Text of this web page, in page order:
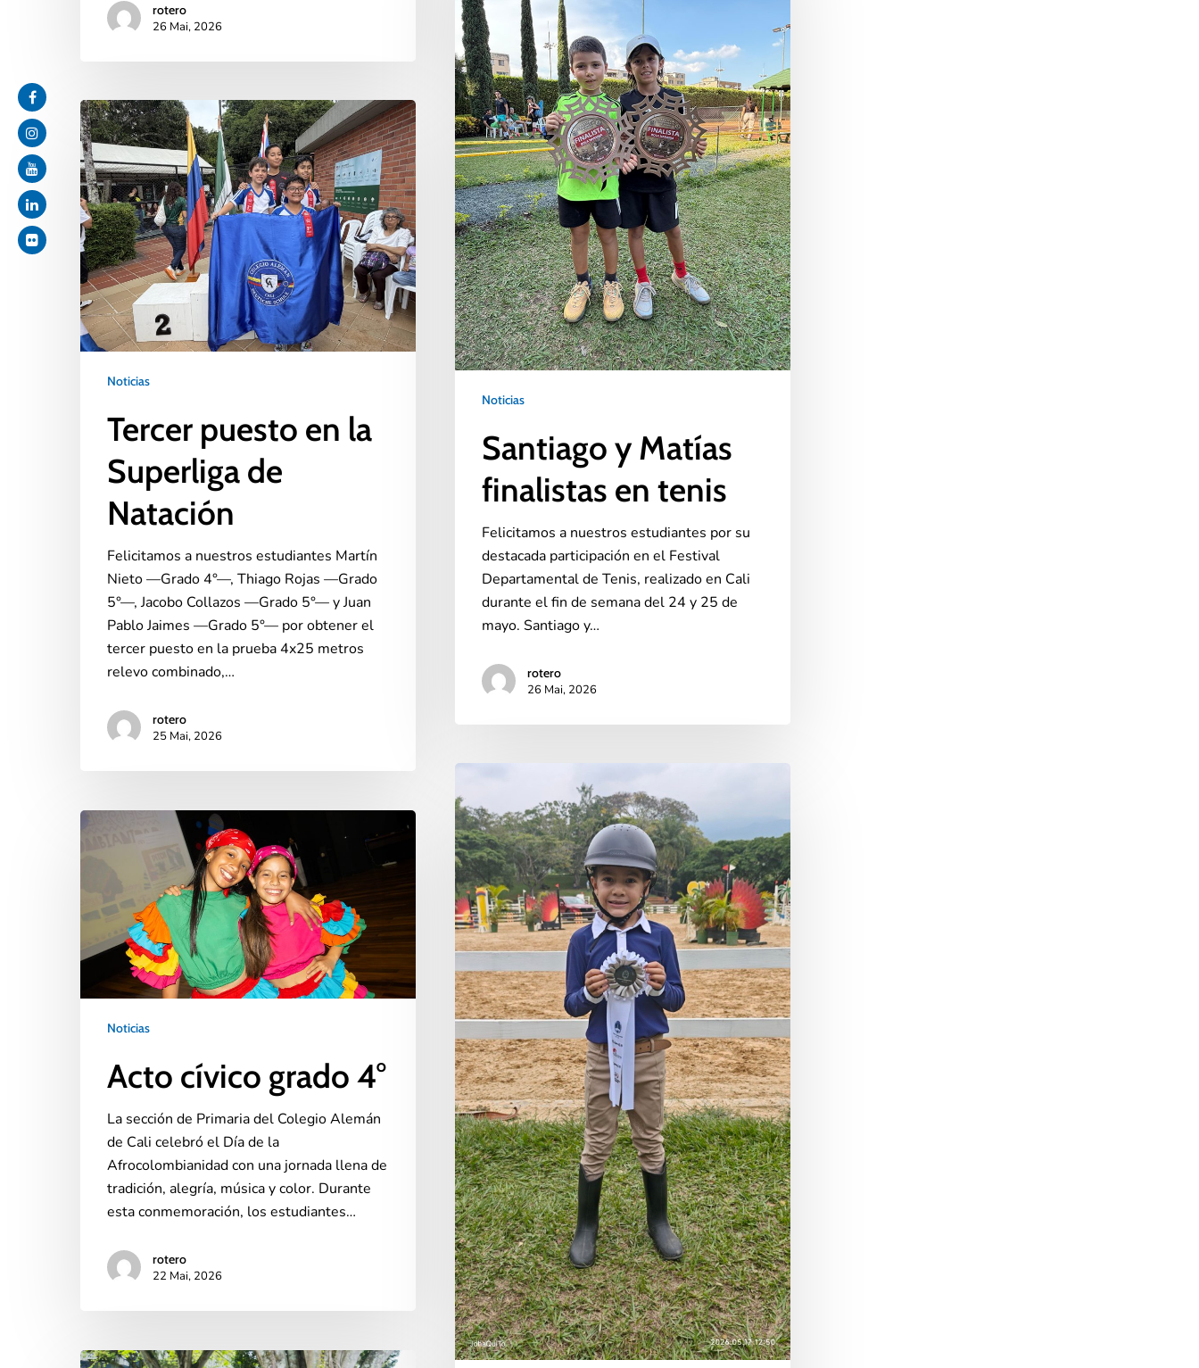
rotero
26 Mai, 2026
Noticias
Santiago y Matías
finalistas en tenis
Felicitamos a nuestros estudiantes por su
destacada participación en el Festival
Departamental de Tenis, realizado en Cali
durante el fin de semana del 24 y 25 de
mayo. Santiago y…
rotero
26 Mai, 2026
Noticias
Tercer puesto en la
Superliga de
Natación
Felicitamos a nuestros estudiantes Martín
Nieto —Grado 4°—, Thiago Rojas —Grado
5°—, Jacobo Collazos —Grado 5°— y Juan
Pablo Jaimes —Grado 5°— por obtener el
tercer puesto en la prueba 4x25 metros
relevo combinado,…
rotero
25 Mai, 2026
Noticias
Acto cívico grado 4°
La sección de Primaria del Colegio Alemán
de Cali celebró el Día de la
Afrocolombianidad con una jornada llena de
tradición, alegría, música y color. Durante
esta conmemoración, los estudiantes…
rotero
22 Mai, 2026